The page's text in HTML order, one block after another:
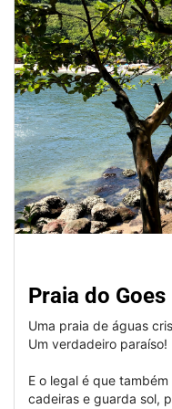
Praia do Goes
Uma praia de águas
Um verdadeiro paraíso!
E o legal é que
cadeiras e guarda sol,